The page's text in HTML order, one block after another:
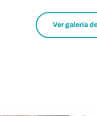
Ver galería